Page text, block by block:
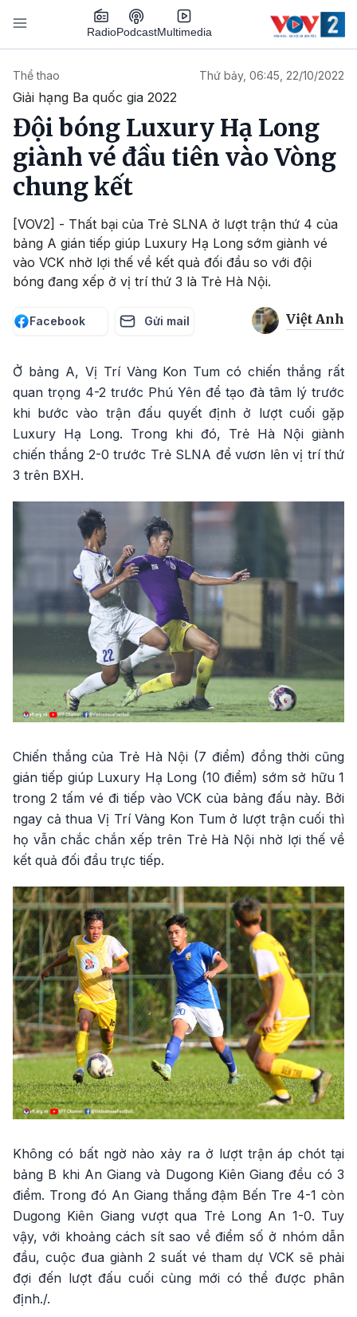
Nhảy đến nội dung
RadioPodcastMultimedia
Thể thao Thứ bảy, 06:45, 22/10/2022
Giải hạng Ba quốc gia 2022
Đội bóng Luxury Hạ Long
giành vé đầu tiên vào Vòng
chung kết
[VOV2] - Thất bại của Trẻ SLNA ở lượt trận thứ 4 của
bảng A gián tiếp giúp Luxury Hạ Long sớm giành vé
vào VCK nhờ lợi thế về kết quả đối đầu so với đội
bóng đang xếp ở vị trí thứ 3 là Trẻ Hà Nội.
Facebook Gửi mail Việt Anh
Ở bảng A, Vị Trí Vàng Kon Tum có chiến thắng rất
quan trọng 4-2 trước Phú Yên để tạo đà tâm lý trước
khi bước vào trận đấu quyết định ở lượt cuối gặp
Luxury Hạ Long. Trong khi đó, Trẻ Hà Nội giành
chiến thắng 2-0 trước Trẻ SLNA để vươn lên vị trí thứ
3 trên BXH.
Chiến thắng của Trẻ Hà Nội (7 điểm) đồng thời cũng
gián tiếp giúp Luxury Hạ Long (10 điểm) sớm sở hữu 1
trong 2 tấm vé đi tiếp vào VCK của bảng đấu này. Bởi
ngay cả thua Vị Trí Vàng Kon Tum ở lượt trận cuối thì
họ vẫn chắc chắn xếp trên Trẻ Hà Nội nhờ lợi thế về
kết quả đối đầu trực tiếp.
Không có bất ngờ nào xảy ra ở lượt trận áp chót tại
bảng B khi An Giang và Dugong Kiên Giang đều có 3
điểm. Trong đó An Giang thắng đậm Bến Tre 4-1 còn
Dugong Kiên Giang vượt qua Trẻ Long An 1-0. Tuy
vậy, với khoảng cách sít sao về điểm số ở nhóm dẫn
đầu, cuộc đua giành 2 suất vé tham dự VCK sẽ phải
đợi đến lượt đấu cuối cùng mới có thể được phân
định./.